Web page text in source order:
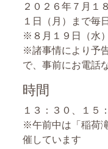
２０２６年７月１
１日（月）まで毎
※８月１９日（水
※諸事情により予
で、事前にお電話
時間
１３：３０、１５
※午前中は「稲荷
催しています